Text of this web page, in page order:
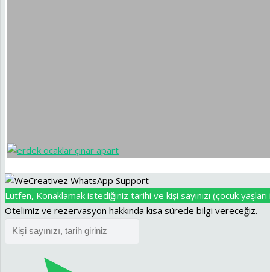
Lütfen, Konaklamak istediğiniz tarihi ve kişi sayınızı (çocuk yaşları
Otelimiz ve rezervasyon hakkında kısa sürede bilgi vereceğiz.